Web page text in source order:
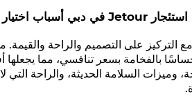
استئجارJetour في دبي أسباب اختيار
التركيز على التصميم والراحة والقيمة.
بالفخامة بسعر تنافسي، مما يجعلها
وميزات السلامة الحديثة، والراحة